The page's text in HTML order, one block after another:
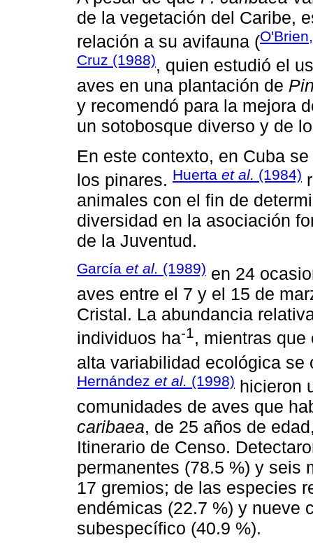
de la vegetación del Caribe,
relación a su avifauna (
Cruz (1988), quien estudió el
aves en una plantación de
y recomendó para la mejora
un sotobosque diverso y de
En este contexto, en Cuba
los pinares. Huerta et al. (1984)
animales con el fin de
diversidad en la asociación
de la Juventud.
García et al. (1989) en 24
aves entre el 7 y el 15 de
Cristal. La abundancia
individuos ha-1, mientras
alta variabilidad ecológica se
Hernández et al. (1998) hicieron
comunidades de aves que
caribaea, de 25 años de
Itinerario de Censo.
permanentes (78.5 %) y seis
17 gremios; de las especies
endémicas (22.7 %) y nueve
subespecífico (40.9 %).